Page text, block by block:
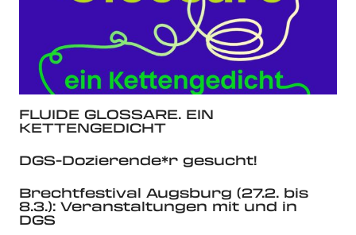
FLUIDE GLOSSARE. EIN
KETTENGEDICHT
DGS-Dozierende*r gesucht!
Brechtfestival Augsburg (27.2. bis
8.3.): Veranstaltungen mit und in
DGS